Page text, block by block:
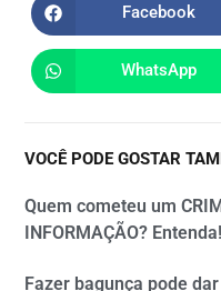
Facebook
WhatsApp
VOCÊ PODE GOSTAR
Quem cometeu um
INFORMAÇÃO? Entenda!
Fazer bagunça pode